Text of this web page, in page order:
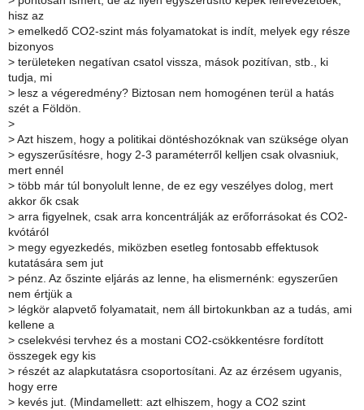
hisz az
> emelkedő CO2-szint más folyamatokat is indít, melyek egy része
bizonyos
> területeken negatívan csatol vissza, mások pozitívan, stb., ki
tudja, mi
> lesz a végeredmény? Biztosan nem homogénen terül a hatás
szét a Földön.
>
> Azt hiszem, hogy a politikai döntéshozóknak van szüksége olyan
> egyszerűsítésre, hogy 2-3 paraméterről kelljen csak olvasniuk,
mert ennél
> több már túl bonyolult lenne, de ez egy veszélyes dolog, mert
akkor ők csak
> arra figyelnek, csak arra koncentrálják az erőforrásokat és CO2-
kvótáról
> megy egyezkedés, miközben esetleg fontosabb effektusok
kutatására sem jut
> pénz. Az őszinte eljárás az lenne, ha elismernénk: egyszerűen
nem értjük a
> légkör alapvető folyamatait, nem áll birtokunkban az a tudás, ami
kellene a
> cselekvési tervhez és a mostani CO2-csökkentésre fordított
összegek egy kis
> részét az alapkutatásra csoportosítani. Az az érzésem ugyanis,
hogy erre
> kevés jut. (Mindamellett: azt elhiszem, hogy a CO2 szint